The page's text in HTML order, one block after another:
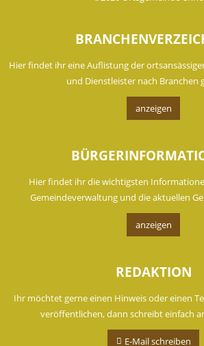
Hier findet ihr eine Auflistung der
und Dienstleister nach Branchen
anzeigen
Hier findet ihr die wichtigsten
Gemeindeverwaltung und die aktuellen
anzeigen
REDAKTION
Ihr möchtet gerne einen Hinweis oder einen
veröffentlichen, dann schreibt einfach
E-Mail schreiben